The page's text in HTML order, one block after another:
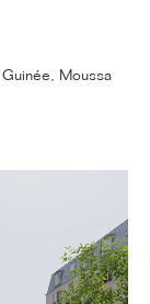
Moussa